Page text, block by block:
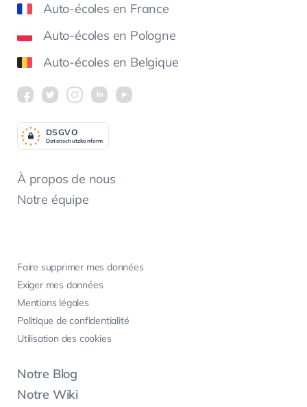
Auto-écoles en France
Auto-écoles en Pologne
Auto-écoles en Belgique
À propos de nous
Notre équipe
Faire supprimer mes données
Exiger mes données
Mentions légales
Politique de confidentialité
Utilisation des cookies
Notre Blog
Notre Wiki
Datenschutzkonform
DSGVO